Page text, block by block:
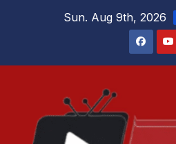
Sun. Aug 9th, 2026